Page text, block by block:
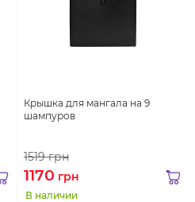
Крышка для мангала на 9
шампуров
1519грн
1170 грн
В наличии